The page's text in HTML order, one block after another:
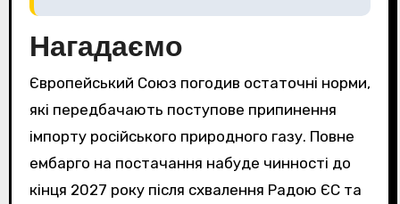
Нагадаємо
Європейський Союз погодив остаточні норми,
які передбачають поступове припинення
імпорту російського природного газу. Повне
ембарго на постачання набуде чинності до
кінця 2027 року після схвалення Радою ЄС та